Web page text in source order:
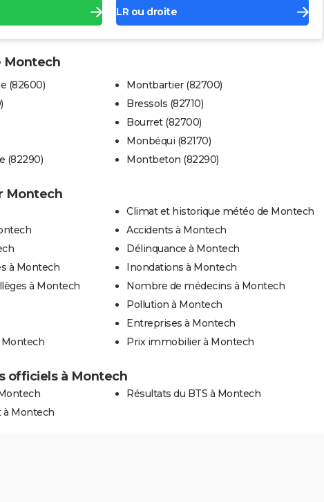
LR ou droite
Montech
(82600)
(82290)
Montbartier (82700)
Bressols (82710)
Bourret (82700)
Monbéqui (82170)
Montbeton (82290)
Montech
à Montech
à Montech
Climat et historique météo de Montech
Accidents à Montech
Délinquance à Montech
Inondations à Montech
Nombre de médecins à Montech
Pollution à Montech
Entreprises à Montech
Prix immobilier à Montech
officiels à Montech
à Montech
Résultats du BTS à Montech